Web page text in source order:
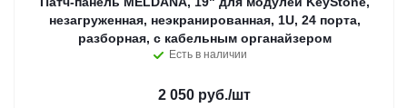
незагруженная, неэкранированная, 1U, 24 порта,
разборная, c кабельным органайзером
Есть в наличии
2 050 руб./шт